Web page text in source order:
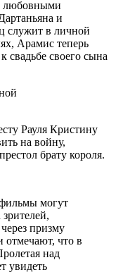
любовными
и
служит в личной
Арамис теперь
свадьбе своего сына
Рауля Кристину
на войну,
брату короля.
могут
зрителей,
призму
отмечают, что в
над
увидеть